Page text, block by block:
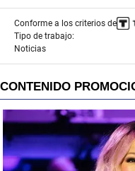
Conforme a los criterios de
Tipo de trabajo:
Noticias